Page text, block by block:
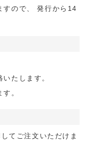
すので、 発行から14
たします。
。
てご注文いただけま